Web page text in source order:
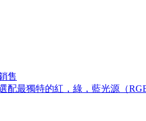
售
配最獨特的紅，綠，藍光源（